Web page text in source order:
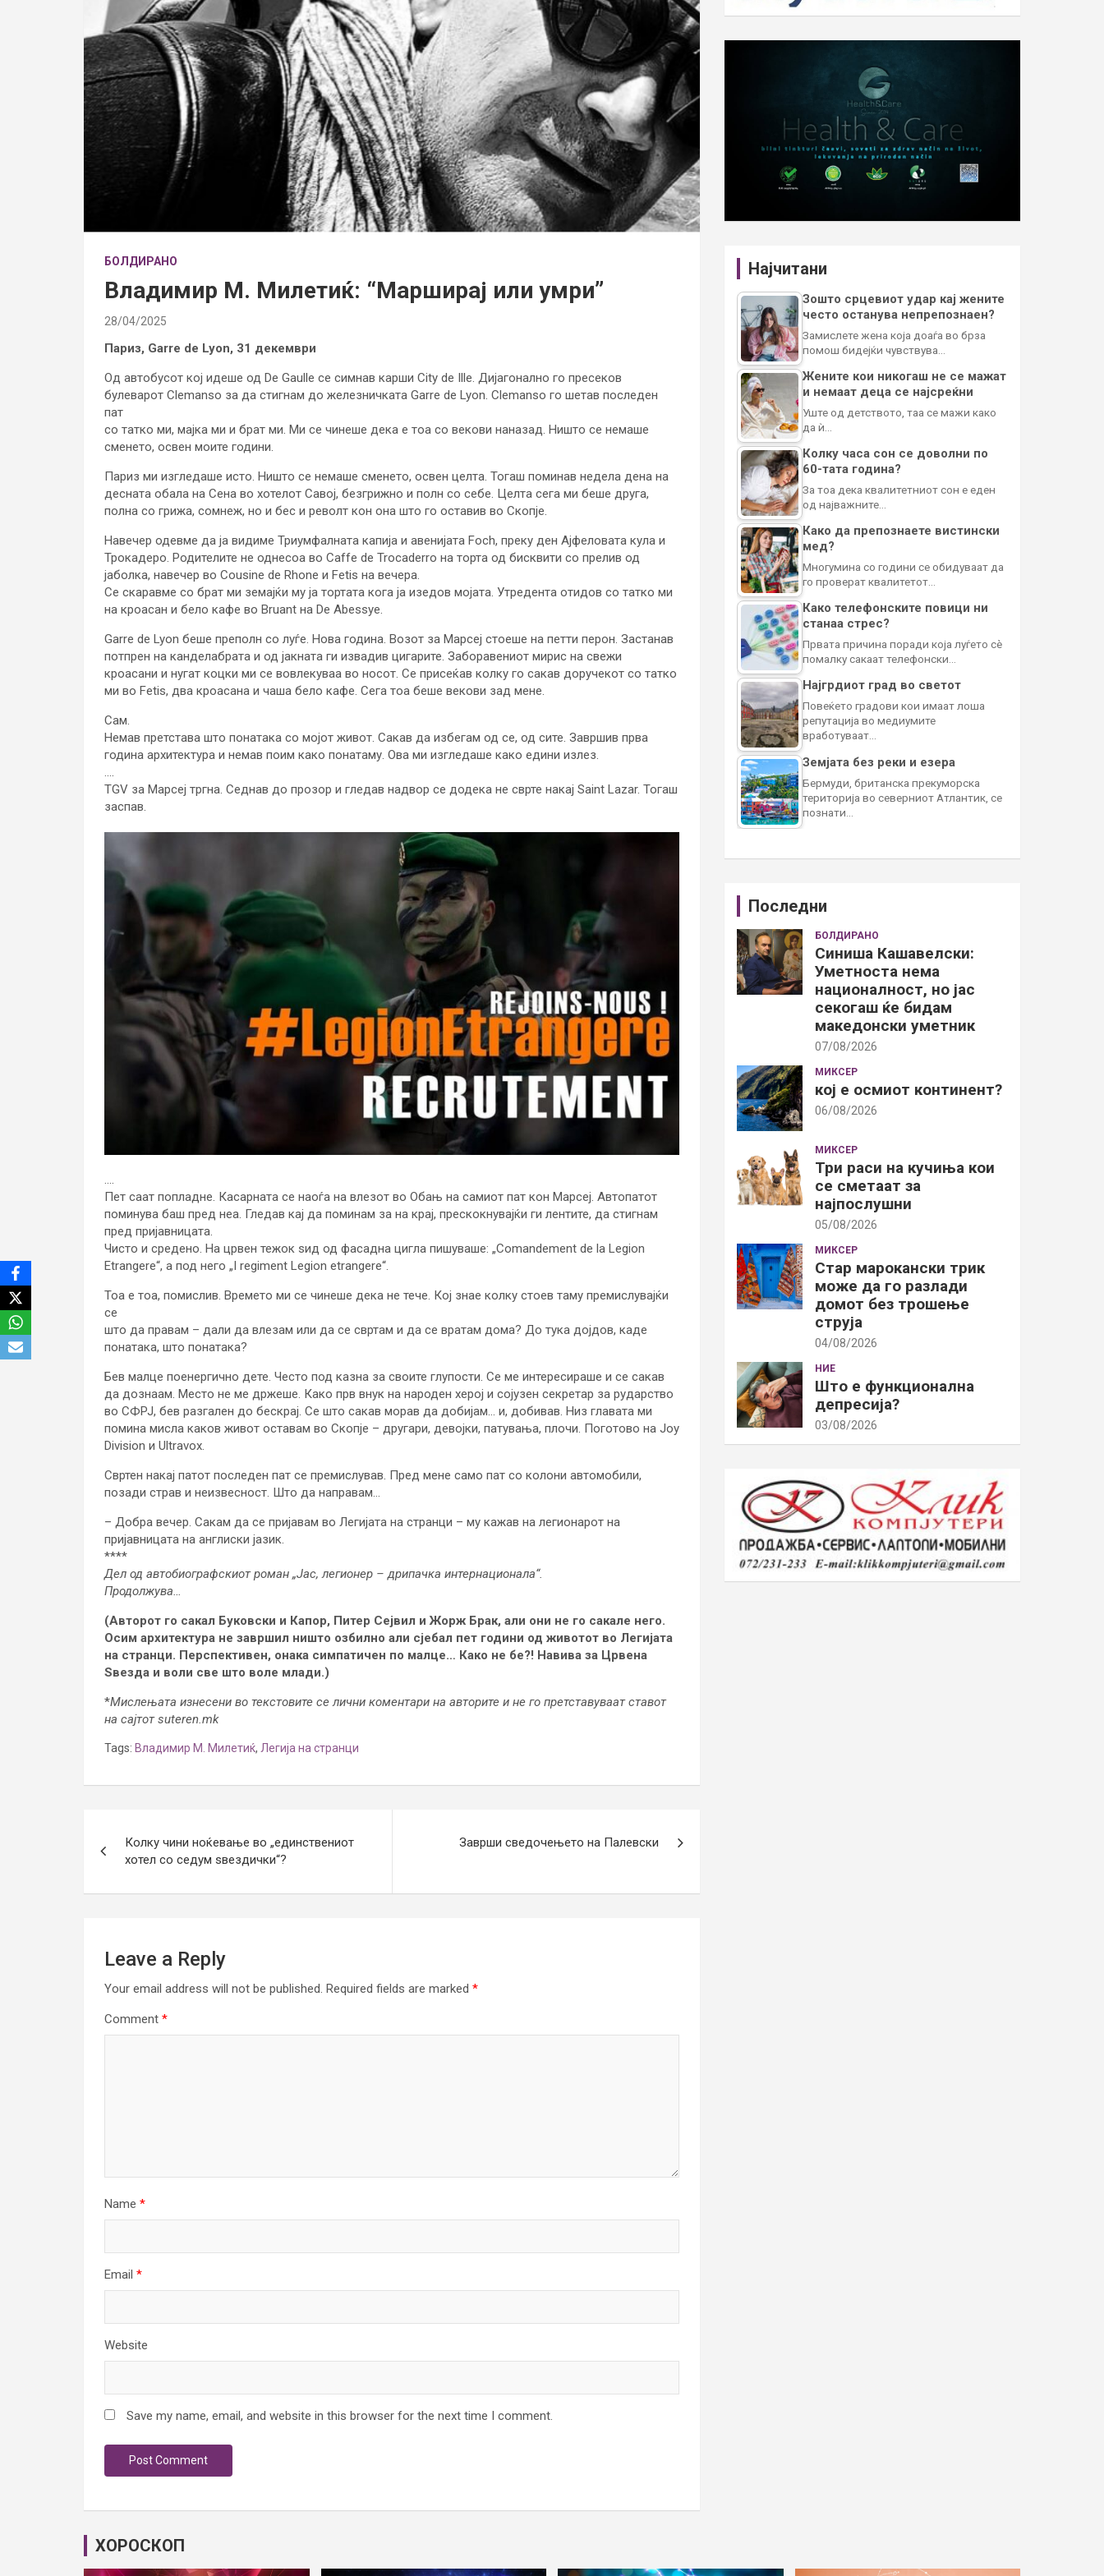
БОЛДИРАНО
Владимир М. Милетиќ: “Марширај или умри”
28/04/2025
Париз, Garre de Lyon, 31 декември
Од автобусот кој идеше од De Gaulle се симнав карши City de Ille. Дијагонално го пресеков
булеварот Clemanso за да стигнам до железничката Garre de Lyon. Clemanso го шетав последен
пат
со татко ми, мајка ми и брат ми. Ми се чинеше дека е тоа со векови наназад. Ништо се немаше
сменето, освен моите години.
Париз ми изгледаше исто. Ништо се немаше сменето, освен целта. Тогаш поминав недела дена на
десната обала на Сена во хотелот Савој, безгрижно и полн со себе. Целта сега ми беше друга,
полна со грижа, сомнеж, но и бес и револт кон она што го оставив во Скопје.
Навечер одевме да ја видиме Триумфалната капија и авенијата Foch, преку ден Ајфеловата кула и
Трокадеро. Родителите не однесоа во Caffe de Trocaderro на торта од бисквити со прелив од
јаболка, навечер во Cousine de Rhone и Fetis на вечера.
Се скаравме со брат ми земајќи му ја тортата кога ја изедов мојата. Утредента отидов со татко ми
на кроасан и бело кафе во Bruant на De Abessye.
Garre de Lyon беше преполн со луѓе. Нова година. Возот за Марсеј стоеше на петти перон. Застанав
потпрен на канделабрата и од јакната ги извадив цигарите. Заборавениот мирис на свежи
кроасани и нугат коцки ми се вовлекуваа во носот. Се присеќав колку го сакав доручекот со татко
ми во Fetis, два кроасана и чаша бело кафе. Сега тоа беше векови зад мене.
Сам.
Немав претстава што понатака со мојот живот. Сакав да избегам од се, од сите. Завршив прва
година архитектура и немав поим како понатаму. Ова ми изгледаше како едини излез.
….
TGV за Марсеј тргна. Седнав до прозор и гледав надвор се додека не сврте накај Saint Lazar. Тогаш
заспав.
….
Пет саат попладне. Касарната се наоѓа на влезот во Обањ на самиот пат кон Марсеј. Автопатот
поминува баш пред неа. Гледав кај да поминам за на крај, прескокнувајќи ги лентите, да стигнам
пред пријавницата.
Чисто и средено. На црвен тежок ѕид од фасадна цигла пишуваше: „Comandement de la Legion
Etrangere“, а под него „I regiment Legion etrangere“.
Тоа е тоа, помислив. Времето ми се чинеше дека не тече. Кој знае колку стоев таму премислувајќи
се
што да правам – дали да влезам или да се свртам и да се вратам дома? До тука дојдов, каде
понатака, што понатака?
Бев малце поенергично дете. Често под казна за своите глупости. Се ме интересираше и се сакав
да дознаам. Место не ме држеше. Како прв внук на народен херој и сојузен секретар за рударство
во СФРЈ, бев разгален до бескрај. Се што сакав морав да добијам… и, добивав. Низ главата ми
помина мисла каков живот оставам во Скопје – другари, девојки, патувања, плочи. Поготово на Joy
Division и Ultravox.
Свртен накај патот последен пат се премислував. Пред мене само пат со колони автомобили,
позади страв и неизвесност. Што да направам…
– Добра вечер. Сакам да се пријавам во Легијата на странци – му кажав на легионарот на
пријавницата на англиски јазик.
****
Дел од автобиографскиот роман „Јас, легионер – дрипачка интернационала“.
Продолжува…
(Авторот го сакал Буковски и Капор, Питер Сејвил и Жорж Брак, али они не го сакале него.
Осим архитектура не завршил ништо озбилно али сјебал пет години од животот во Легијата
на странци. Перспективен, онака симпатичен по малце… Како не бе?! Навива за Црвена
Ѕвезда и воли све што воле млади.)
*Мислењата изнесени во текстовите се лични коментари на авторите и не го претставуваат ставот
на сајтот suteren.mk
Tags: Владимир М. Милетиќ, Легија на странци
navigation
Колку чини ноќевање во „единствениот
хотел со седум ѕвездички“?
Заврши сведочењето на Палевски
Leave a Reply
Your email address will not be published. Required fields are marked *
Comment *
Name *
Email *
Website
Save my name, email, and website in this browser for the next time I comment.
Најчитани
Зошто срцевиот удар кај жените
често останува непрепознаен?
Замислете жена која доаѓа во брза
помош бидејќи чувствува…
Жените кои никогаш не се мажат
и немаат деца се најсреќни
Уште од детството, таа се мажи како
да ѝ…
Колку часа сон се доволни по
60-тата година?
За тоа дека квалитетниот сон е еден
од најважните…
Како да препознаете вистински
мед?
Многумина со години се обидуваат да
го проверат квалитетот…
Како телефонските повици ни
станаа стрес?
Првата причина поради која луѓето сè
помалку сакаат телефонски…
Најгрдиот град во светот
Повеќето градови кои имаат лоша
репутација во медиумите
вработуваат…
Земјата без реки и езера
Бермуди, британска прекуморска
територија во северниот Атлантик, се
познати…
Последни
БОЛДИРАНО
Синиша Кашавелски:
Уметноста нема
националност, но јас
секогаш ќе бидам
македонски уметник
07/08/2026
МИКСЕР
кој е осмиот континент?
06/08/2026
МИКСЕР
Три раси на кучиња кои
се сметаат за
најпослушни
05/08/2026
МИКСЕР
Стар марокански трик
може да го разлади
домот без трошење
струја
04/08/2026
НИЕ
Што е функционална
депресија?
03/08/2026
ХОРОСКОП